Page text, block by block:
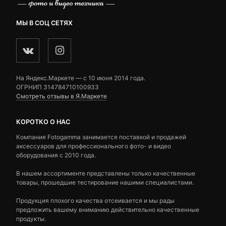
МЫ В СОЦ СЕТЯХ
На Яндекс.Маркете — c 10 июня 2014 года.
ОГРНИП 314784710100933
Смотреть отзывы в Я.Маркете
КОРОТКО О НАС
Компания Fotogamma занимается поставкой и продажей
аксессуаров для профессионального фото- и видео
оборудования с 2010 года.
В нашем ассортименте представлены только качественные
товары, прошедшие тестирование нашими специалистами.
Продукция плохого качества отсеивается и мы рады
предложить вашему вниманию действительно качественные
продукты.